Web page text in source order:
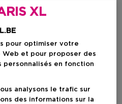
Prix de vente conseillé
XL
pour optimiser votre
et pour proposer des
en fonction
analysons le trafic sur
des informations sur la